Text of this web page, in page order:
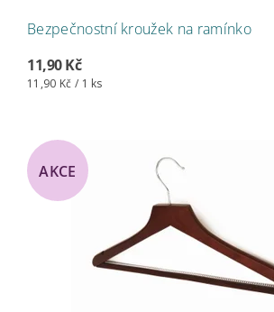
Bezpečnostní kroužek na ramínko
11,90 Kč
11,90 Kč / 1 ks
AKCE